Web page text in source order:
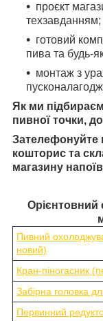
проєкт
техзавданням;
готовий
пива та будь-
монтаж з
Як ми
пивної точки,
Зателефонуйте
кошторис та
магазину
Орієнтовний
Пивний
новий)
Кран-піногасник
Забірна головка
Первинний